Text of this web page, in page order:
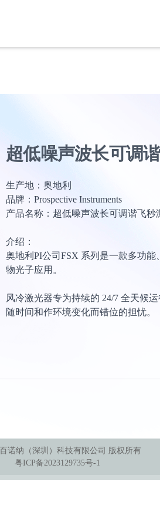
超低噪声波长可调
生产地：奥地利
品牌：Prospective Instruments
产品名称：超低噪声波长可调谐飞秒
介绍：
奥地利PI公司FSX 系列是一款多功
物光子应用。
风冷激光器专为持续的 24/7 全天候
随时间和作环境变化而错位的担忧。
百诺纳（深圳）科技有限公司
版权所有
粤ICP备2023129735号-1